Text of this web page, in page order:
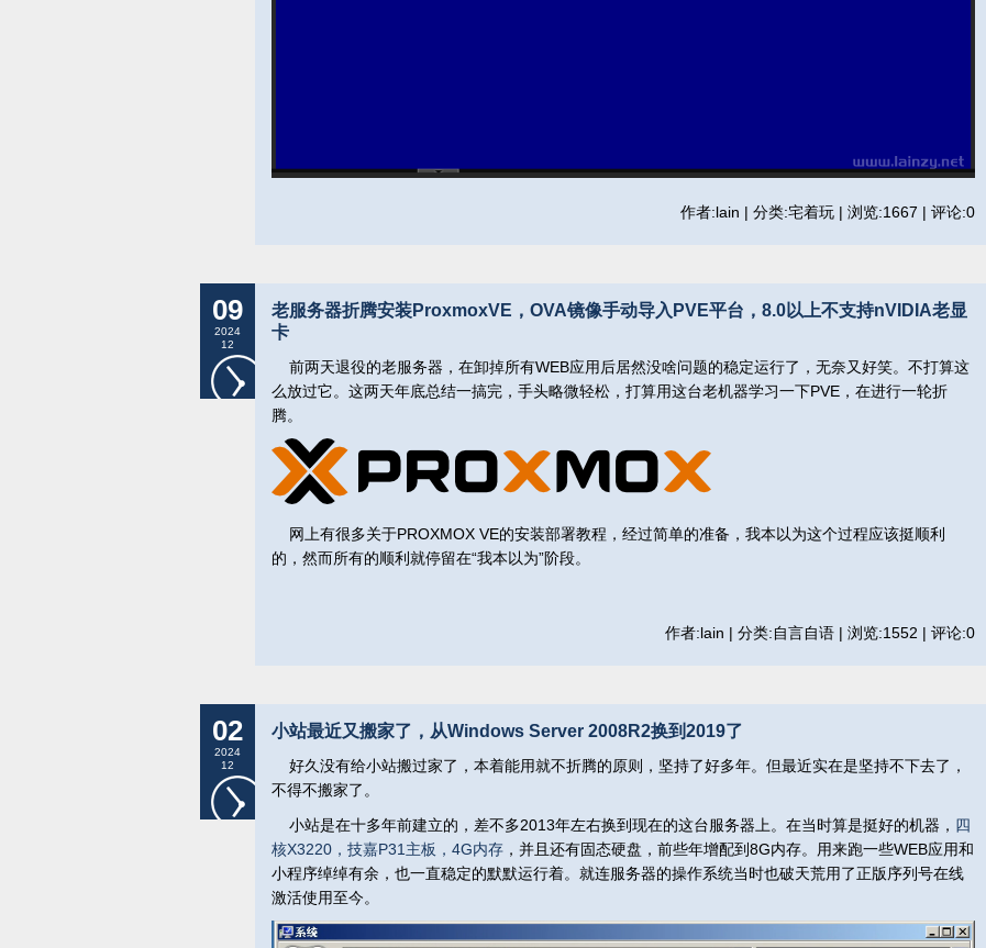
作者:lain | 分类:宅着玩 | 浏览:1667 | 评论:0
09
2024
12
老服务器折腾安装ProxmoxVE，OVA镜像手动导入PVE平台，8.0以上不支持nVIDIA老显
卡
前两天退役的老服务器，在卸掉所有WEB应用后居然没啥问题的稳定运行了，无奈又好笑。不打算这
么放过它。这两天年底总结一搞完，手头略微轻松，打算用这台老机器学习一下PVE，在进行一轮折
腾。
网上有很多关于PROXMOX VE的安装部署教程，经过简单的准备，我本以为这个过程应该挺顺利
的，然而所有的顺利就停留在“我本以为”阶段。
作者:lain | 分类:自言自语 | 浏览:1552 | 评论:0
02
2024
12
小站最近又搬家了，从Windows Server 2008R2换到2019了
好久没有给小站搬过家了，本着能用就不折腾的原则，坚持了好多年。但最近实在是坚持不下去了，
不得不搬家了。
小站是在十多年前建立的，差不多2013年左右换到现在的这台服务器上。在当时算是挺好的机器， 四
核X3220，技嘉P31主板，4G内存 ，并且还有固态硬盘，前些年增配到8G内存。用来跑一些WEB应用和
小程序绰绰有余，也一直稳定的默默运行着。就连服务器的操作系统当时也破天荒用了正版序列号在线
激活使用至今。